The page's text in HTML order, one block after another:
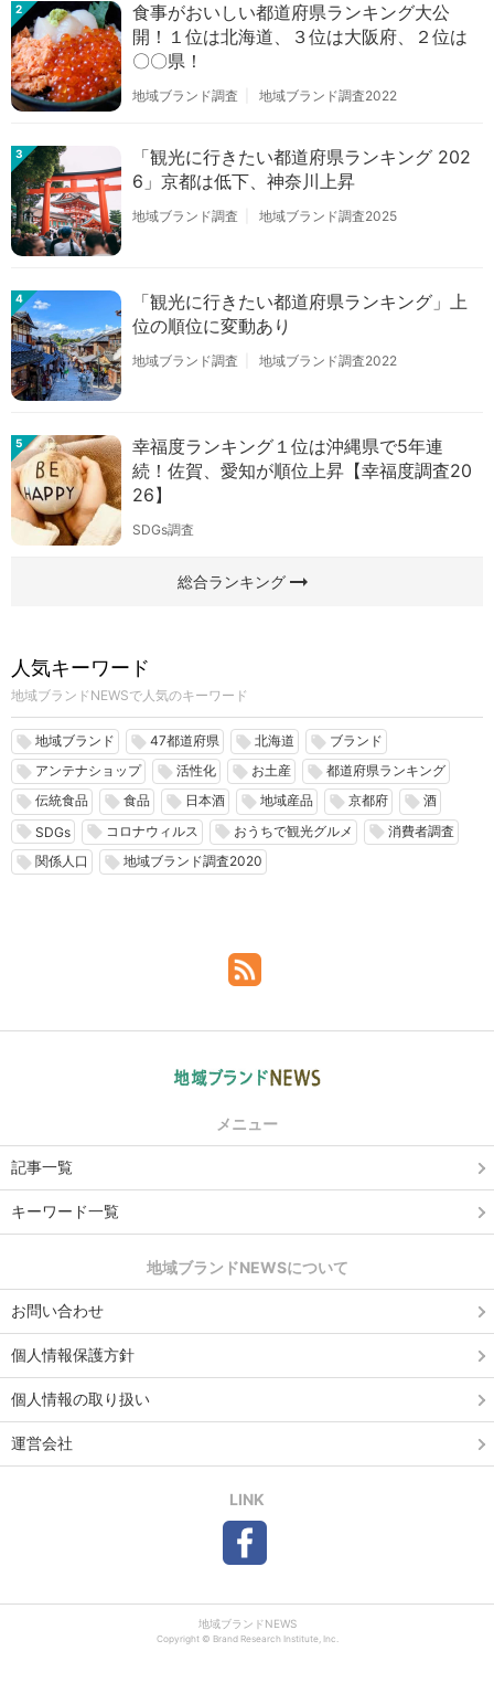
2
食事がおいしい都道府県ランキング大公
開！１位は北海道、３位は大阪府、２位は
〇〇県！
地域ブランド調査 地域ブランド調査2022
3
「観光に行きたい都道府県ランキング 202
6」京都は低下、神奈川上昇
地域ブランド調査 地域ブランド調査2025
4
「観光に行きたい都道府県ランキング」上
位の順位に変動あり
地域ブランド調査 地域ブランド調査2022
5
幸福度ランキング１位は沖縄県で5年連
続！佐賀、愛知が順位上昇【幸福度調査20
26】
SDGs調査
総合ランキングarrow_right_alt
人気キーワード
地域ブランドNEWSで人気のキーワード
local_offer 地域ブランド local_offer 47都道府県 local_offer 北海道 local_offer ブランド
local_offer アンテナショップ local_offer 活性化 local_offer お土産 local_offer 都道府県ランキング
local_offer 伝統食品 local_offer 食品 local_offer 日本酒 local_offer 地域産品 local_offer 京都府 local_offer 酒
local_offer SDGs local_offer コロナウィルス local_offer おうちで観光グルメ local_offer 消費者調査
local_offer 関係人口 local_offer 地域ブランド調査2020
メニュー
記事一覧
キーワード一覧
地域ブランドNEWSについて
お問い合わせ
個人情報保護方針
個人情報の取り扱い
運営会社
LINK
地域ブランドNEWS
Copyright © Brand Research Institute, Inc.